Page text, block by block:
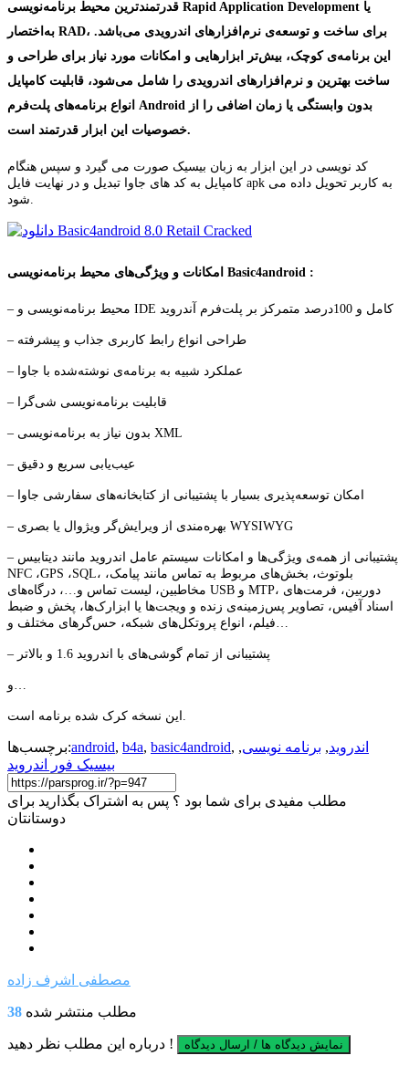
قدرتمندترین محیط برنامه‌نویسی Rapid Application Development یا
به‌اختصار RAD، برای ساخت و توسعه‌ی نرم‌افزارهای اندرویدی می‌باشد.
این برنامه‌ی کوچک، بیش‌تر ابزارهایی و امکانات مورد نیاز برای طراحی و
ساخت بهترین و نرم‌افزارهای اندرویدی را شامل می‌شود، قابلیت کامپایل
Android بدون وابستگی یا زمان اضافی را از
خصوصیات این ابزار قدرتمند است.
کد نویسی در این ابزار به زبان بیسیک صورت می گیرد و سپس هنگام
کامپایل به کد های جاوا تبدیل و در نهایت فایل apk به کاربر تحویل داده می
شود.
Basic4android :
– محیط برنامه‌نویسی و IDE کامل و 100درصد متمرکز بر پلت‌فرم آندروید
– طراحی انواع رابط کاربری جذاب و پیشرفته
– عملکرد شبیه به برنامه‌ی نوشته‌شده با جاوا
– قابلیت برنامه‌نویسی شی‌گرا
– بدون نیاز به برنامه‌نویسی XML
– عیب‌یابی سریع و دقیق
– امکان توسعه‌پذیری بسیار با پشتیبانی از کتابخانه‌های سفارشی جاوا
– بهره‌مندی از ویرایش‌گر ویژوال یا بصری WYSIWYG
– پشتیبانی از همه‌ی ویژگی‌ها و امکانات سیستم عامل اندروید مانند دیتابیس
NFC ،GPS ،SQL، بلوتوث، بخش‌های مربوط به تماس مانند پیامک،
مخاطبین، لیست تماس و…، درگاه‌های USB و MTP، دوربین، فرمت‌های
اسناد آفیس، تصاویر پس‌زمینه‌ی زنده و ویجت‌ها یا ابزارک‌ها، پخش و ضبط
فیلم، انواع پروتکل‌های شبکه، حس‌گرهای مختلف و…
– پشتیبانی از تمام گوشی‌های با اندروید 1.6 و بالاتر
و…
این نسخه کرک شده برنامه است.
برچسب‌ها:android, b4a, basic4android, اندروید, برنامه نویسی,
بیسیک فور اندروید
مطلب مفیدی برای شما بود ؟ پس به اشتراک بگذارید برای
دوستانتان
مصطفی اشرف زاده
38 مطلب منتشر شده
درباره این مطلب نظر دهید ! نمایش دیدگاه ها / ارسال دیدگاه